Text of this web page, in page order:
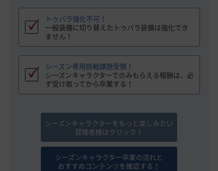
トゥバラ強化不可！
一般装備に切り替えたトゥバラ装備は強化でき
ません！
シーズン専用挑戦課題受領！
シーズンキャラクターでのみもらえる報酬は、必
ず受け取ってから卒業する！
シーズンキャラクターをもっと楽しみたい
冒険者様はクリック！
シーズンキャラクター卒業の流れと
おすすめコンテンツを確認する！